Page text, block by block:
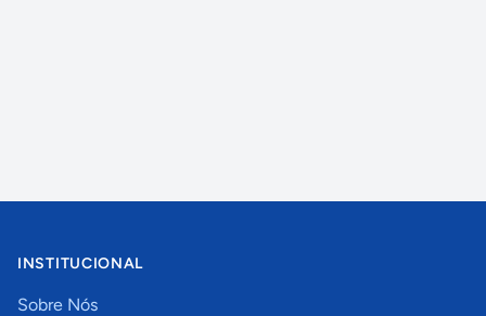
INSTITUCIONAL
Sobre Nós